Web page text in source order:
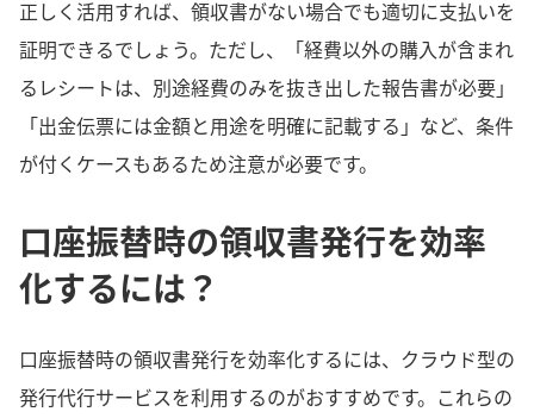
正しく活用すれば、領収書がない場合でも適切に支払いを
証明できるでしょう。ただし、「経費以外の購入が含まれ
るレシートは、別途経費のみを抜き出した報告書が必要」
「出金伝票には金額と用途を明確に記載する」など、条件
が付くケースもあるため注意が必要です。
口座振替時の領収書発行を効率
化するには？
口座振替時の領収書発行を効率化するには、クラウド型の
発行代行サービスを利用するのがおすすめです。これらの